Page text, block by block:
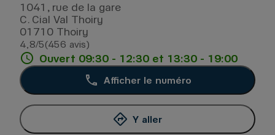
1041, rue de la gare
C. Cial Val Thoiry
01710 Thoiry
4,8/5 Note de 4.8 sur 5
(456 avis)
Ouvert 09:30 - 12:30 et 13:30 - 19:00
Afficher le numéro
Y aller